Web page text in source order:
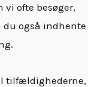
vi ofte besøger,
du også indhente
tilfældighederne,